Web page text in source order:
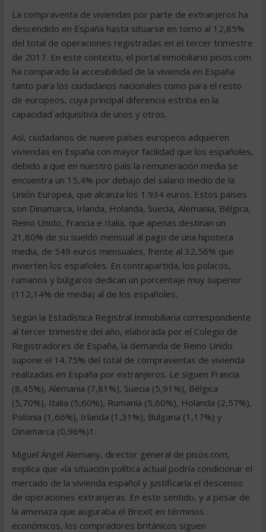
La compraventa de viviendas por parte de extranjeros ha
descendido en España hasta situarse en torno al 12,85%
del total de operaciones registradas en el tercer trimestre
de 2017. En este contexto, el portal inmobiliario pisos.com
ha comparado la accesibilidad de la vivienda en España
tanto para los ciudadanos nacionales como para el resto
de europeos, cuya principal diferencia estriba en la
capacidad adquisitiva de unos y otros.
Así, ciudadanos de nueve países europeos adquieren
viviendas en España con mayor facilidad que los españoles,
debido a que en nuestro país la remuneración media se
encuentra un 15,4% por debajo del salario medio de la
Unión Europea, que alcanza los 1.934 euros. Estos países
son Dinamarca, Irlanda, Holanda, Suecia, Alemania, Bélgica,
Reino Unido, Francia e Italia, que apenas destinan un
21,80% de su sueldo mensual al pago de una hipoteca
media, de 549 euros mensuales, frente al 32,56% que
invierten los españoles. En contrapartida, los polacos,
rumanos y búlgaros dedican un porcentaje muy superior
(112,14% de media) al de los españoles.
Según la Estadística Registral Inmobiliaria correspondiente
al tercer trimestre del año, elaborada por el Colegio de
Registradores de España, la demanda de Reino Unido
supone el 14,75% del total de compraventas de vivienda
realizadas en España por extranjeros. Le siguen Francia
(8,45%), Alemania (7,81%), Suecia (5,91%), Bélgica
(5,70%), Italia (5,60%), Rumanía (5,60%), Holanda (2,57%),
Polonia (1,66%), Irlanda (1,31%), Bulgaria (1,17%) y
Dinamarca (0,96%)1.
Miguel Ángel Alemany, director general de pisos.com,
explica que «la situación política actual podría condicionar el
mercado de la vivienda español y justificaría el descenso
de operaciones extranjeras. En este sentido, y a pesar de
la amenaza que auguraba el Brexit en términos
económicos, los compradores británicos siguen